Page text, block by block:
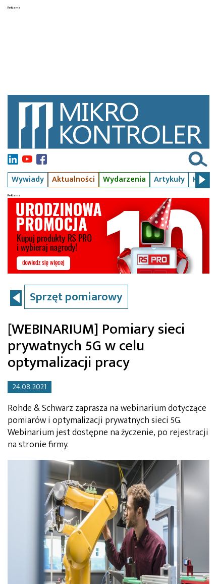
Wywiady Aktualności Wydarzenia Artykuły Kursy
Sprzęt pomiarowy
[WEBINARIUM] Pomiary sieci
prywatnych 5G w celu
optymalizacji pracy
24.08.2021
Rohde & Schwarz zaprasza na webinarium dotyczące
pomiarów i optymalizacji prywatnych sieci 5G.
Webinarium jest dostępne na życzenie, po rejestracji
na stronie firmy.